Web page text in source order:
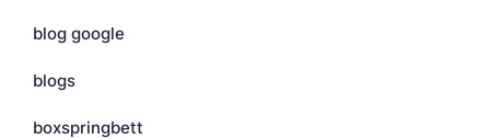
blog google
blogs
boxspringbett